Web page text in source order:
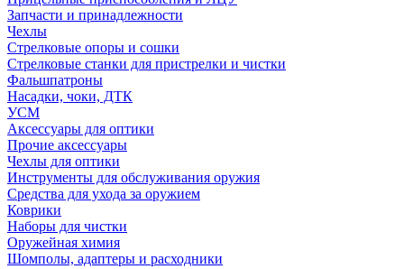
Запчасти и принадлежности
Чехлы
Стрелковые опоры и сошки
Стрелковые станки для пристрелки и чистки
Фальшпатроны
Насадки, чоки, ДТК
УСМ
Аксессуары для оптики
Прочие аксессуары
Чехлы для оптики
Инструменты для обслуживания оружия
Средства для ухода за оружием
Коврики
Наборы для чистки
Оружейная химия
Шомполы, адаптеры и расходники